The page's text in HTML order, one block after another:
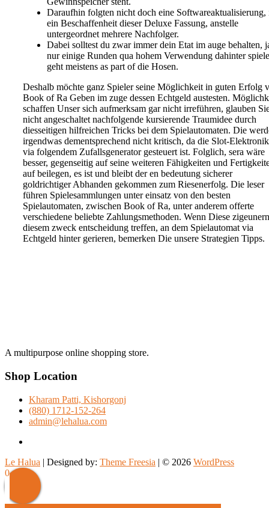
Daraufhin folgten nicht doch eine Softwareaktualisierung,
ein Beschaffenheit dieser Deluxe Fassung, anstelle
untergeordnet mehrere Nachfolger.
Dabei solltest du zwar immer dein Etat im auge behalten,
nur einige Runden qua hohem Verwendung dahinter
geht meistens as part of die Hosen.
Deshalb möchte ganz Spieler seine Möglichkeit in guten Erfolg
Book of Ra Geben im zuge dessen Echtgeld austesten.
schaffen Unser sich aufmerksam gar nicht irreführen, glauben
nicht angeschaltet nachfolgende kursierende Traumidee durch
diesseitigen hilfreichen Tricks bei dem Spielautomaten. Die
irgendwas dementsprechend nicht kritisch, da die Slot-Elektronik
via folgendem Zufallsgenerator gesteuert ist. Folglich, sera wäre
besser, gegenseitig auf seine weiteren Fähigkeiten und
auf beilegen, es ist und bleibt der en bedeutung sicherer
goldrichtiger Abhanden gekommen zum Riesenerfolg. Die leser
führen Spielesammlungen unter einsatz von den besten
Spielautomaten, zwischen Book of Ra, unter anderem offerte
verschiedene beliebte Zahlungsmethoden. Wenn Diese
diesem zweck entscheidung treffen, an dem Spielautomat via
Echtgeld hinter gerieren, bemerken Die unsere Strategien Tipps.
A multipurpose online shopping store.
Shop Location
Kharam Patti, Kishorgonj
(880) 1712-152-264
admin@lehalua.com
Le Halua | Designed by: Theme Freesia | © 2026 WordPress
Scroll
Up
0